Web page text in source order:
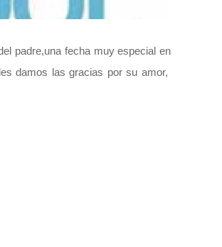
padre,una fecha muy especial en
damos las gracias por su amor,